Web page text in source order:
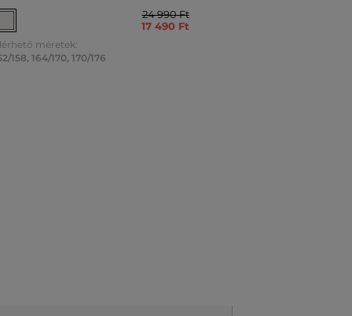
24 990 Ft
17 490 Ft
méretek:
158, 164/170, 170/176